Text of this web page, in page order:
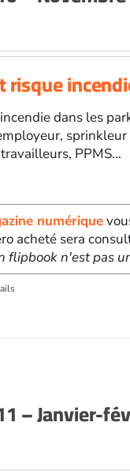
dans les
PPMS...
numérique
acheté sera
flipbook n'est pas
– Janvier-